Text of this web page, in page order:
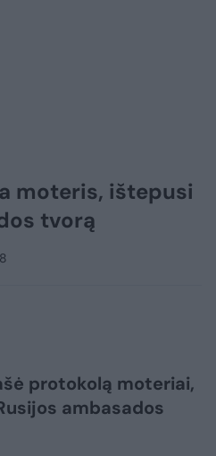
moteris, ištepusi
tvorą
protokolą moteriai,
ambasados